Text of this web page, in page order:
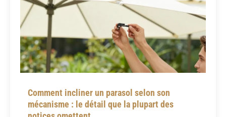
Comment incliner un parasol selon son
mécanisme : le détail que la plupart des